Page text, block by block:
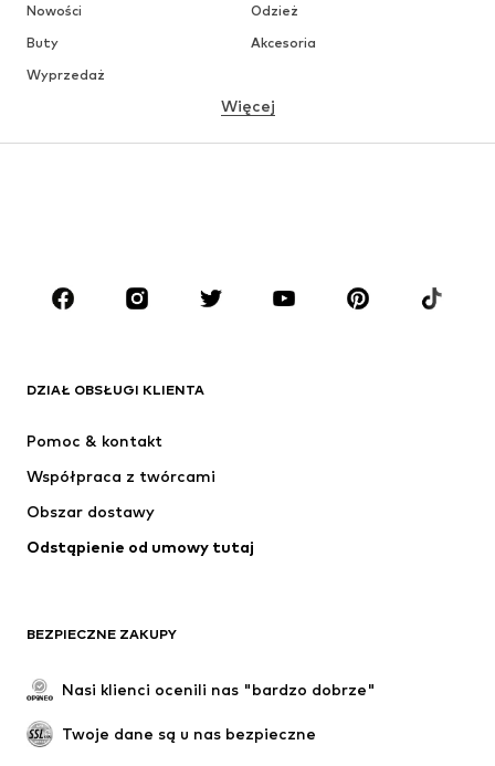
Nowości
Odzież
Buty
Akcesoria
Wyprzedaż
MARKI
Next
SUPERFIT
Więcej
DZIAŁ OBSŁUGI KLIENTA
Pomoc & kontakt
Współpraca z twórcami
Obszar dostawy
Odstąpienie od umowy tutaj
BEZPIECZNE ZAKUPY
Nasi klienci ocenili nas "bardzo dobrze"
Twoje dane są u nas bezpieczne